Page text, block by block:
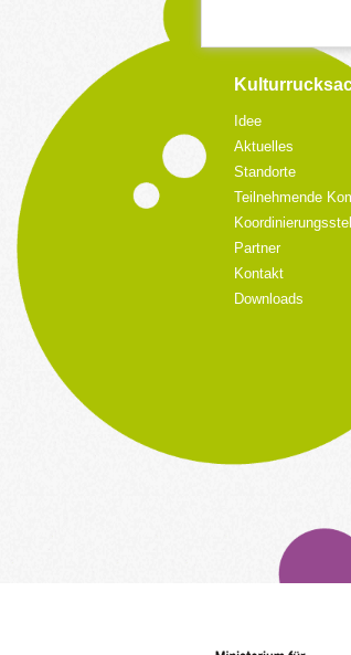
Idee
Aktuelles
Standorte
Teilnehmende
Partner
Kontakt
Downloads